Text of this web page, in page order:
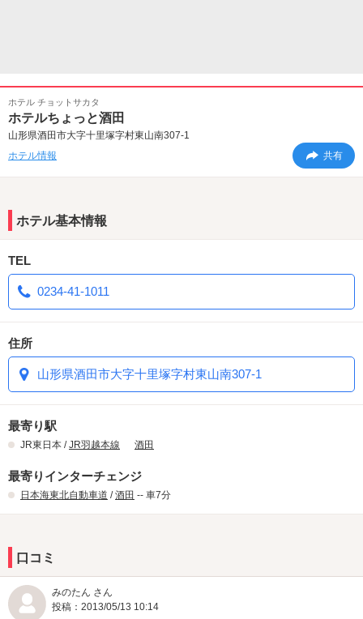
ホテル チョットサカタ
ホテルちょっと酒田
山形県酒田市大字十里塚字村東山南307-1
ホテル情報
共有
ホテル基本情報
TEL
0234-41-1011
住所
山形県酒田市大字十里塚字村東山南307-1
最寄り駅
JR東日本 /JR羽越本線 酒田
最寄りインターチェンジ
日本海東北自動車道 /酒田 -- 車7分
口コミ
みのたん さん
投稿：2013/05/13 10:14